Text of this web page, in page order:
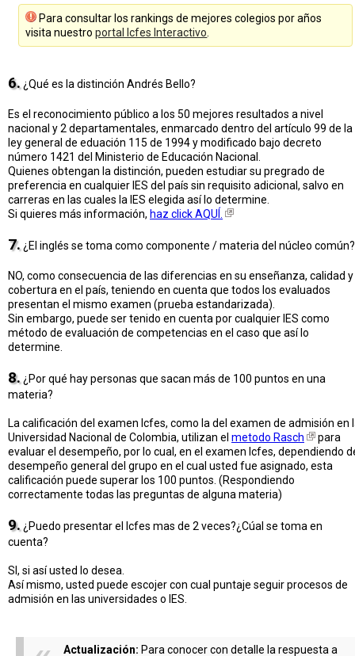
Para consultar los rankings de mejores colegios por años
visita nuestroportal Icfes Interactivo
6. ¿Qué es la distinción Andrés Bello?
Es el reconocimiento público a los 50 mejores resultados a nivel
nacional y 2 departamentales, enmarcado dentro del artículo 99 de la
ley general de eduación 115 de 1994 y modificado bajo decreto
número 1421 del Ministerio de Educación Nacional.
Quienes obtengan la distinción, pueden estudiar su pregrado de
preferencia en cualquier IES del país sin requisito adicional, salvo en
carreras en las cuales la IES elegida así lo determine.
Si quieres más información, haz click AQUÍ.
7. ¿El inglés se toma como componente / materia del núcleo común?
NO, como consecuencia de las diferencias en su enseñanza, calidad y
cobertura en el país, teniendo en cuenta que todos los evaluados
presentan el mismo examen (prueba estandarizada).
Sin embargo, puede ser tenido en cuenta por cualquier IES como
método de evaluación de competencias en el caso que así lo
determine.
8. ¿Por qué hay personas que sacan más de 100 puntos en una
materia?
La calificación del examen Icfes, como la del examen de admisión en
Universidad Nacional de Colombia, utilizan el metodo Rasch
para
evaluar el desempeño, por lo cual, en el examen Icfes, dependiendo
desempeño general del grupo en el cual usted fue asignado, esta
calificación puede superar los 100 puntos. (Respondiendo
correctamente todas las preguntas de alguna materia)
9. ¿Puedo presentar el Icfes mas de 2 veces?¿Cúal se toma en
cuenta?
SI, si así usted lo desea.
Así mismo, usted puede escojer con cual puntaje seguir procesos de
admisión en las universidades o IES.
Actualización: Para conocer con detalle la respuesta a